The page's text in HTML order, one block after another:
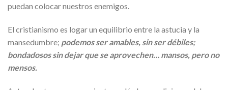
puedan colocar nuestros enemigos.
El cristianismo es logar un equilibrio entre la astucia y la
mansedumbre; podemos ser amables, sin ser débiles;
bondadosos sin dejar que se aprovechen… mansos, pero no
mensos.